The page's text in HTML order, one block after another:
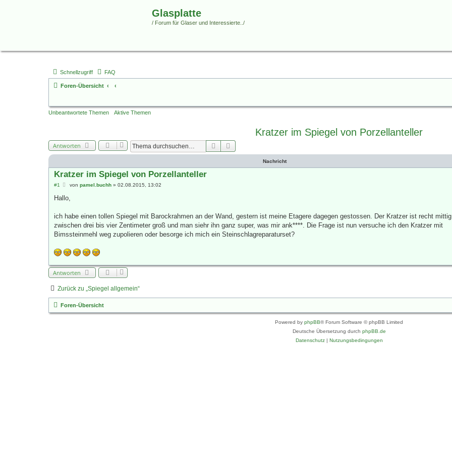
Glasplatte
/ Forum für Glaser und Interessierte../
Schnellzugriff FAQ
Foren-Übersicht
Unbeantwortete Themen Aktive Themen
Kratzer im Spiegel von Porzellanteller
Antworten Suche
Nachricht
Kratzer im Spiegel von Porzellanteller
#1
B
i
a
von pamel.buchh» 02.08.2015, 13:02
Hallo,
ich habe einen tollen Spiegel mit Barockrahmen an der Wand, gestern ist meine Etagere dagegen gestossen. Der Kratzer ist recht
zwischen drei bis vier Zentimeter groß und man siehr ihn ganz super, was mir ank****. Die Frage ist nun versuche ich den Kratzer mit
Bimssteinmehl weg zupolieren oder besorge ich mich ein Steinschlagreparaturset?
Antworten
Zurück zu „Spiegel allgemein“
Foren-Übersicht
Powered by phpBB® Forum Software © phpBB Limited
Deutsche Übersetzung durch phpBB.de
Datenschutz| Nutzungsbedingungen